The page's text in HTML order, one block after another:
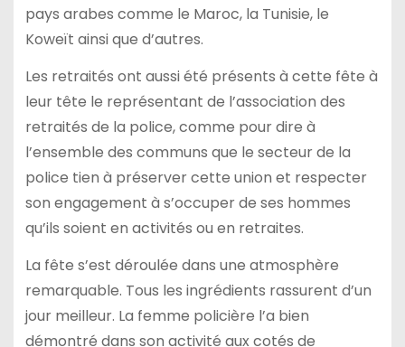
pays arabes comme le Maroc, la Tunisie, le
Koweït ainsi que d’autres.
Les retraités ont aussi été présents à cette fête à
leur tête le représentant de l’association des
retraités de la police, comme pour dire à
l’ensemble des communs que le secteur de la
police tien à préserver cette union et respecter
son engagement à s’occuper de ses hommes
qu’ils soient en activités ou en retraites.
La fête s’est déroulée dans une atmosphère
remarquable. Tous les ingrédients rassurent d’un
jour meilleur. La femme policière l’a bien
démontré dans son activité aux cotés de